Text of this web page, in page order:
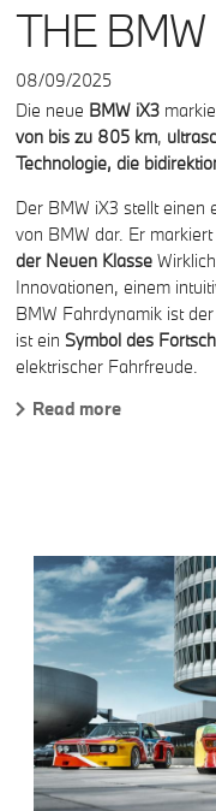
THE BMW
08/09/2025
Die neue BMW iX3
von bis zu 805 km,
Technologie, die
Der BMW iX3 stellt einen
von BMW dar. Er
der Neuen Klasse
Innovationen, einem
BMW Fahrdynamik ist
ist ein Symbol des
elektrischer Fahrfreude.
Read more